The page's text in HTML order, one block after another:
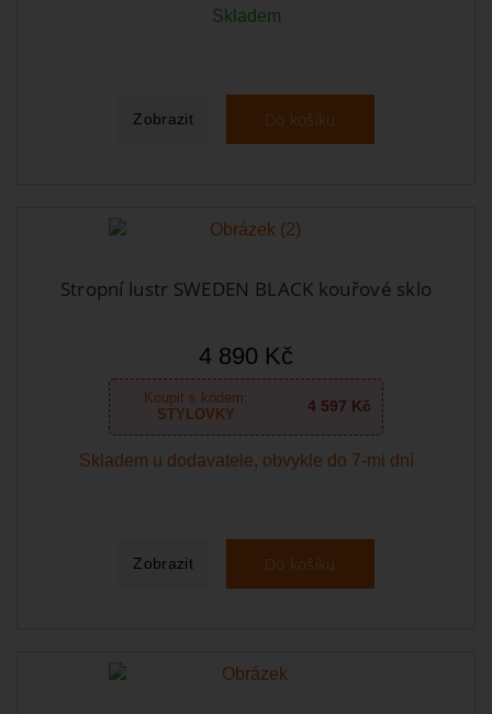
Skladem
Zobrazit Do košíku
Stropní lustr SWEDEN BLACK kouřové sklo
4 890 Kč
Koupit s kódem:
STYLOVKY
4 597 Kč
Skladem u dodavatele, obvykle do 7-mi dní
Zobrazit Do košíku